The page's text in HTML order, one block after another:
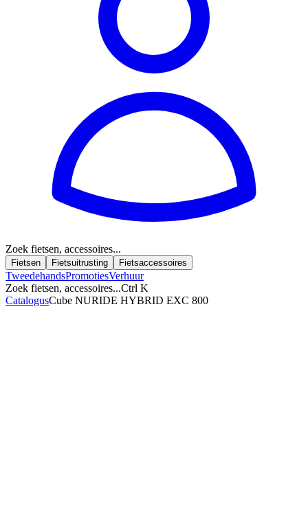
Zoek fietsen, accessoires...
Fietsen Fietsuitrusting Fietsaccessoires
TweedehandsPromotiesVerhuur
Zoek fietsen, accessoires...Ctrl K
CatalogusCube NURIDE HYBRID EXC 800